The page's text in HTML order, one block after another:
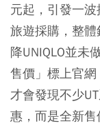
元起，引發一
旅遊採購，整
降UNIQLO並未
售價」標上官
才會發現不少
惠，而是全新